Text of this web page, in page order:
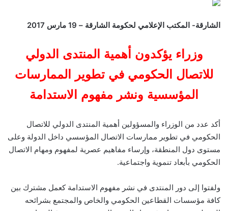
الشارقة- المكتب الإعلامي لحكومة الشارقة – 19 مارس 2017
وزراء يؤكدون أهمية المنتدى الدولي
للاتصال الحكومي في تطوير الممارسات
المؤسسية ونشر مفهوم الاستدامة
أكد عدد من الوزراء والمسؤولين أهمية المنتدى الدولي للاتصال
الحكومي في تطوير ممارسات الاتصال المؤسسي داخل الدولة وعلى
مستوى دول المنطقة، وإرساء مفاهيم عصرية لمفهوم ومهام الاتصال
الحكومي بأبعاد تنموية واجتماعية.
ولفتوا إلى دور المنتدى في نشر مفهوم الاستدامة كعمل مشترك بين
كافة مؤسسات القطاعين الحكومي والخاص والمجتمع بشرائحه